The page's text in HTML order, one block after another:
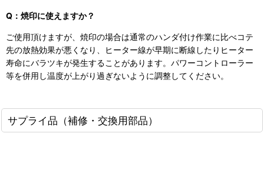
Q：焼印に使えますか？
ご使用頂けますが、焼印の場合は通常のハンダ付け作業に比べコテ
先の放熱効果が悪くなり、ヒーター線が早期に断線したりヒーター
寿命にバラツキが発生することがあります。パワーコントローラー
等を併用し温度が上がり過ぎないように調整してください。
サプライ品（補修・交換用部品）